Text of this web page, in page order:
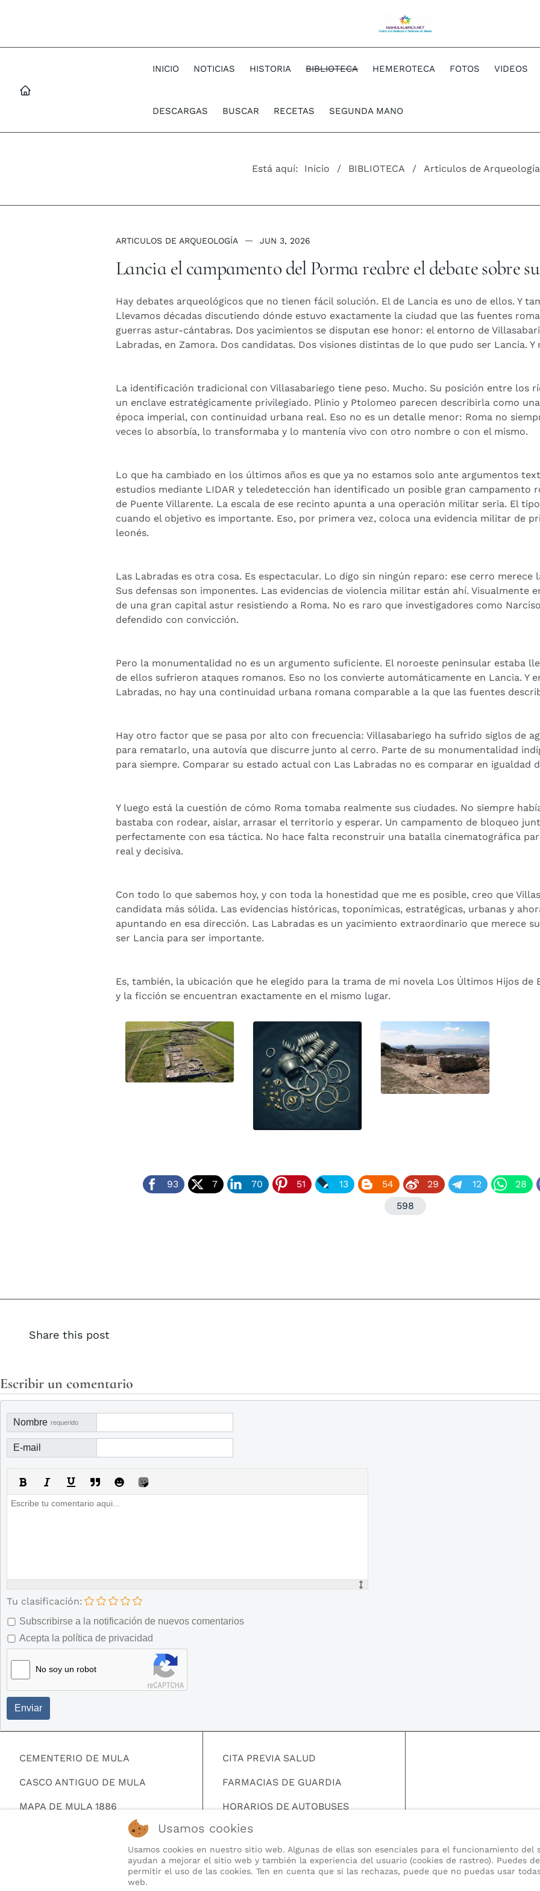
INICIO NOTICIAS HISTORIA BIBLIOTECA HEMEROTECA FOTOS VIDEOS
DESCARGAS BUSCAR RECETAS SEGUNDA MANO
Está aquí: Inicio BIBLIOTECA Articulos de Arqueología
ARTICULOS DE ARQUEOLOGÍA JUN 3, 2026
Lancia el campamento del Porma reabre el debate sobre
Hay debates arqueológicos que no tienen fácil solución. El de Lancia es uno de ellos. Y
Llevamos décadas discutiendo dónde estuvo exactamente la ciudad que las fuentes
guerras astur-cántabras. Dos yacimientos se disputan ese honor: el entorno de
Labradas, en Zamora. Dos candidatas. Dos visiones distintas de lo que pudo ser Lancia.
La identificación tradicional con Villasabariego tiene peso. Mucho. Su posición entre los
un enclave estratégicamente privilegiado. Plinio y Ptolomeo parecen describirla como
época imperial, con continuidad urbana real. Eso no es un detalle menor: Roma no
veces lo absorbía, lo transformaba y lo mantenía vivo con otro nombre o con el mismo.
Lo que ha cambiado en los últimos años es que ya no estamos solo ante argumentos
estudios mediante LIDAR y teledetección han identificado un posible gran campamento
de Puente Villarente. La escala de ese recinto apunta a una operación militar seria. El
cuando el objetivo es importante. Eso, por primera vez, coloca una evidencia militar de
leonés.
Las Labradas es otra cosa. Es espectacular. Lo digo sin ningún reparo: ese cerro merece
Sus defensas son imponentes. Las evidencias de violencia militar están ahí. Visualmente
de una gran capital astur resistiendo a Roma. No es raro que investigadores como
defendido con convicción.
Pero la monumentalidad no es un argumento suficiente. El noroeste peninsular estaba
de ellos sufrieron ataques romanos. Eso no los convierte automáticamente en Lancia. Y
Labradas, no hay una continuidad urbana romana comparable a la que las fuentes
Hay otro factor que se pasa por alto con frecuencia: Villasabariego ha sufrido siglos de
para rematarlo, una autovía que discurre junto al cerro. Parte de su monumentalidad
para siempre. Comparar su estado actual con Las Labradas no es comparar en igualdad
Y luego está la cuestión de cómo Roma tomaba realmente sus ciudades. No siempre
bastaba con rodear, aislar, arrasar el territorio y esperar. Un campamento de bloqueo
perfectamente con esa táctica. No hace falta reconstruir una batalla cinematográfica
real y decisiva.
Con todo lo que sabemos hoy, y con toda la honestidad que me es posible, creo que
candidata más sólida. Las evidencias históricas, toponímicas, estratégicas, urbanas y
apuntando en esa dirección. Las Labradas es un yacimiento extraordinario que merece
ser Lancia para ser importante.
Es, también, la ubicación que he elegido para la trama de mi novela Los Últimos Hijos de
y la ficción se encuentran exactamente en el mismo lugar.
93 7 70 51 13 54 29 12 28
598
Share this post
Escribir un comentario
Nombre requerido
E-mail
Tu clasificación:
Subscribirse a la notificación de nuevos comentarios
Acepta la política de privacidad
No soy un robot
Enviar
CEMENTERIO DE MULA
CASCO ANTIGUO DE MULA
MAPA DE MULA 1886
MAPA HERALDICO DE MULA
CITA PREVIA SALUD
FARMACIAS DE GUARDIA
HORARIOS DE AUTOBUSES
BUSCAR EMPLEO
TELEFONOS DE INTERES
Usamos cookies
Usamos cookies en nuestro sitio web. Algunas de ellas son esenciales para el funcionamiento
ayudan a mejorar el sitio web y también la experiencia del usuario (cookies de rastreo). Puedes
permitir el uso de las cookies. Ten en cuenta que si las rechazas, puede que no puedas usar
web.